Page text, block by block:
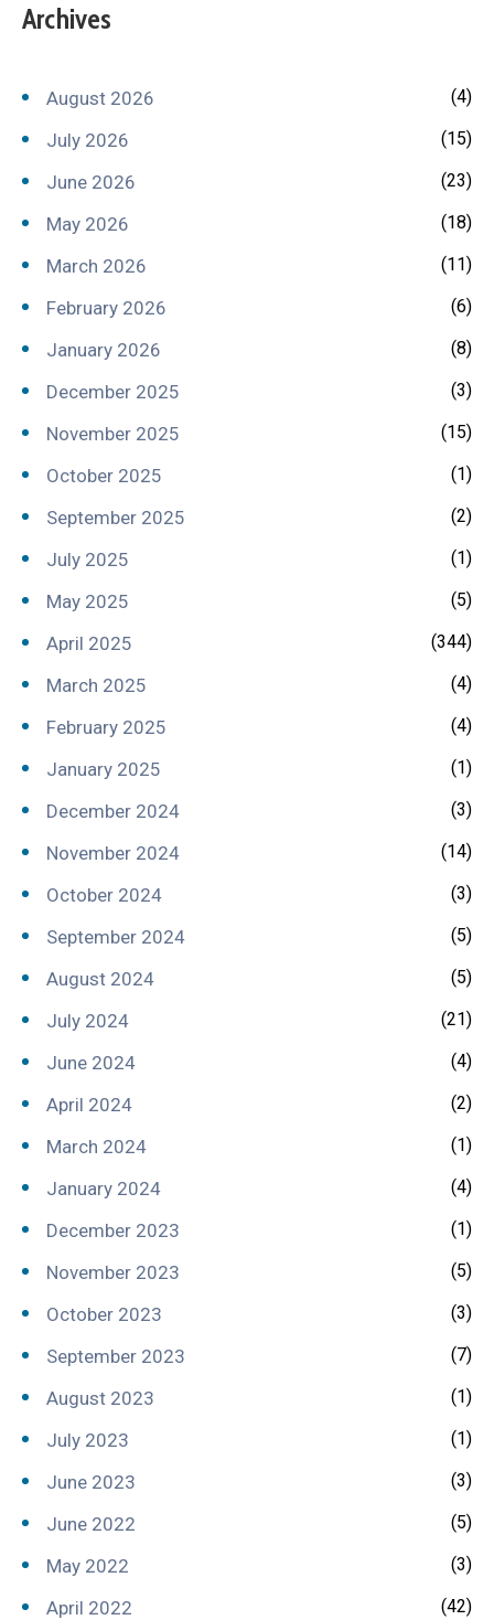
Archives
August 2026 (4)
July 2026 (15)
June 2026 (23)
May 2026 (18)
March 2026 (11)
February 2026 (6)
January 2026 (8)
December 2025 (3)
November 2025 (15)
October 2025 (1)
September 2025 (2)
July 2025 (1)
May 2025 (5)
April 2025 (344)
March 2025 (4)
February 2025 (4)
January 2025 (1)
December 2024 (3)
November 2024 (14)
October 2024 (3)
September 2024 (5)
August 2024 (5)
July 2024 (21)
June 2024 (4)
April 2024 (2)
March 2024 (1)
January 2024 (4)
December 2023 (1)
November 2023 (5)
October 2023 (3)
September 2023 (7)
August 2023 (1)
July 2023 (1)
June 2023 (3)
June 2022 (5)
May 2022 (3)
April 2022 (42)